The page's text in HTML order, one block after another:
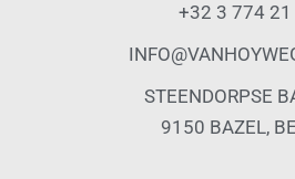
+32 3 774 21
STEENDORPSE
9150 BAZEL,